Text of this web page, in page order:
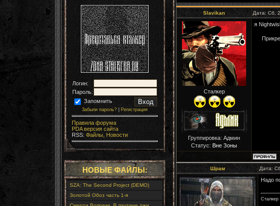
Логин:
Пароль:
Запомнить
Забыли пароль? Регистрация
Правила форума
PDA версия сайта
RSS: Файлы, Новости
НОВЫЕ ФАЙЛЫ:
SZA: The Second Project (DEMO)
Золотой Обоз часть 1-я
Slavikan Дата: Сб,
Сталкер
Группировка: Админ
Статус: Вне Зоны
я
Шрам Дата:
Надо
Сталкер